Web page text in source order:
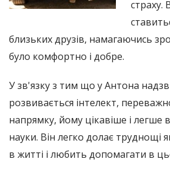
страху.
близьких друзів, намагаючись
було комфортно і добре.
У зв'язку з тим що у Антона
розвивається інтелект,
напрямку, йому цікавіше і легше
науки. Він легко долає труднощі
в житті і любить допомагати в